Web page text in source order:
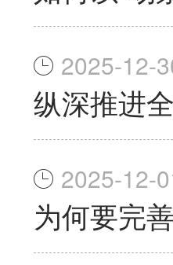
2025-12-
纵深推进
2025-12-
为何要完